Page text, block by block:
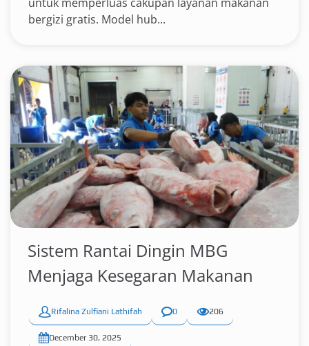
bergizi gratis. Model hub...
Sistem Rantai Dingin MBG
Menjaga Kesegaran Makanan
Rifalina Zulfiani Lathifah 0 206
December 30, 2025